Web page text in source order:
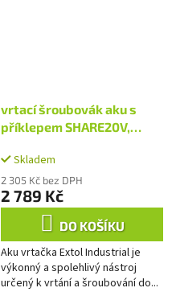
vrtací šroubovák aku s
příklepem SHARE20V,
(2×)Skladem
2 305 Kč bez DPH
2 789 Kč
DO KOŠÍKU
Aku vrtačka Extol Industrial je
výkonný a spolehlivý nástroj
určený k vrtání a šroubování do...